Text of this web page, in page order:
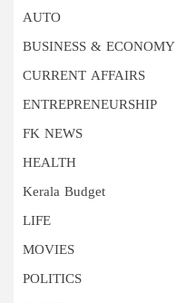
AUTO
BUSINESS & ECONOMY
CURRENT AFFAIRS
ENTREPRENEURSHIP
FK NEWS
HEALTH
Kerala Budget
LIFE
MOVIES
POLITICS